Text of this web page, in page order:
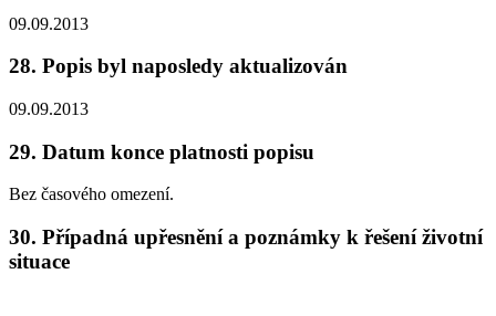
09.09.2013
28. Popis byl naposledy aktualizován
09.09.2013
29. Datum konce platnosti popisu
Bez časového omezení.
30. Případná upřesnění a poznámky k řešení životní
situace